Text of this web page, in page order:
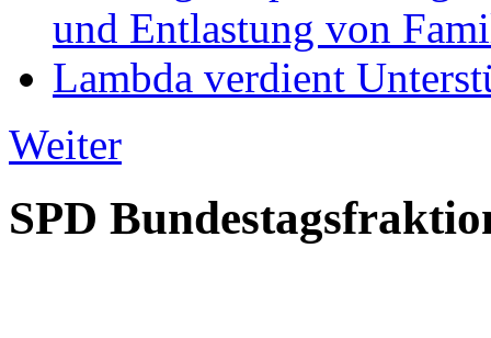
und Entlastung von
Lambda verdient
Weiter
SPD